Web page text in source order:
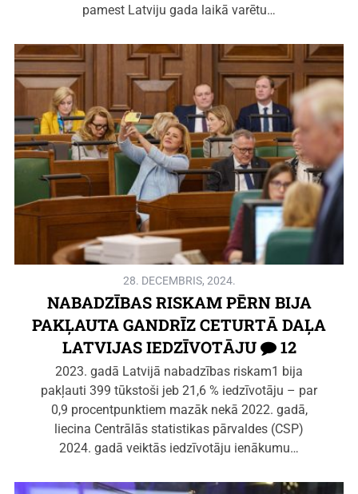
pamest Latviju gada laikā varētu…
28. DECEMBRIS, 2024.
NABADZĪBAS RISKAM PĒRN BIJA
PAKĻAUTA GANDRĪZ CETURTĀ DAĻA
LATVIJAS IEDZĪVOTĀJU
12
2023. gadā Latvijā nabadzības riskam1 bija
pakļauti 399 tūkstoši jeb 21,6 % iedzīvotāju – par
0,9 procentpunktiem mazāk nekā 2022. gadā,
liecina Centrālās statistikas pārvaldes (CSP)
2024. gadā veiktās iedzīvotāju ienākumu…